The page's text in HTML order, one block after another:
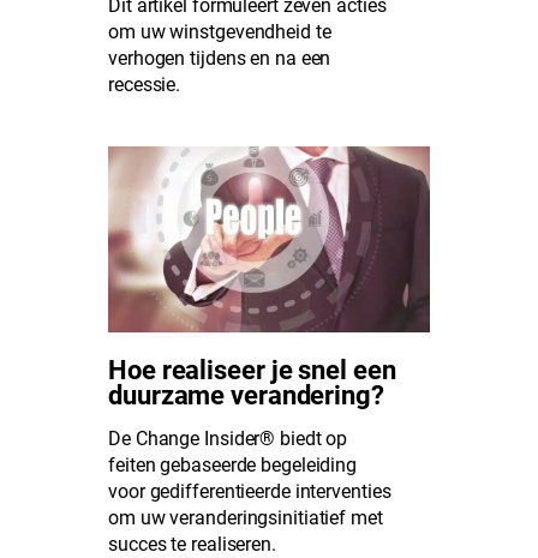
Dit artikel formuleert zeven acties
om uw winstgevendheid te
verhogen tijdens en na een
recessie.
Hoe realiseer je snel een
duurzame verandering?
De Change Insider® biedt op
feiten gebaseerde begeleiding
voor gedifferentieerde interventies
om uw veranderingsinitiatief met
succes te realiseren.